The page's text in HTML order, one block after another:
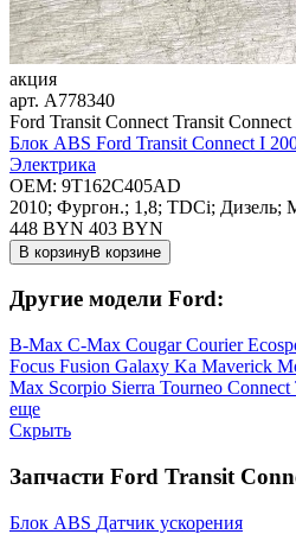
акция
арт. A778340
Ford Transit Connect Transit
Блок ABS Ford Transit Connect I
Электрика
OEM: 9T162C405AD
2010; Фургон.; 1,8; TDCi;
448 BYN 403 BYN
В корзинуВ корзине
Другие модели Ford:
B-Max C-Max CougarCourier
Focus Fusion Galaxy Ka Maverick
Max Scorpio Sierra Tourneo Connect
еще
Скрыть
Запчасти Ford Transit
Блок ABS Датчик ускорения